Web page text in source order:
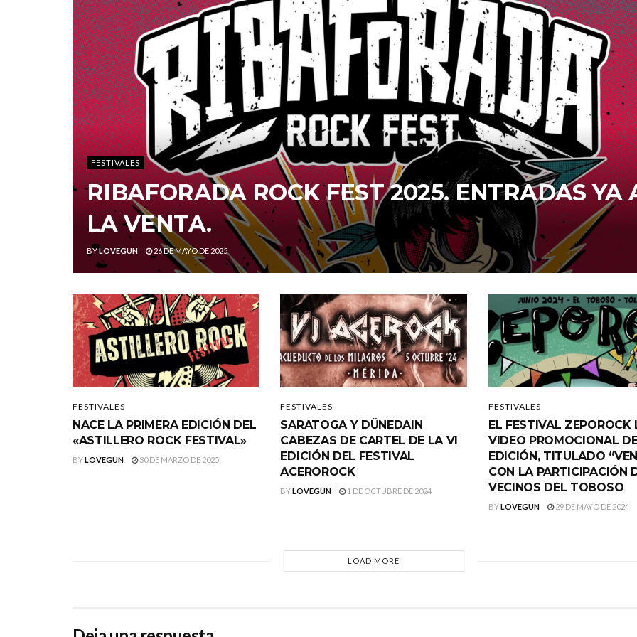
FESTIVALES
RIBAFORADA ROCK FEST 2025. ENTRADAS YA
LA VENTA.
BYLOVEGUN 26 DE MAYO DE 2025
FESTIVALES
NACE LA PRIMERA EDICIÓN DEL
«ASTILLERO ROCK FESTIVAL»
BYLOVEGUN 30 DE MARZO DE 2025
FESTIVALES
SARATOGA Y DÜNEDAIN
CABEZAS DE CARTEL DE LA VI
EDICIÓN DEL FESTIVAL
ACEROROCK
BYLOVEGUN 1 DE OCTUBRE DE 2024
FESTIVALES
EL FESTIVAL ZEPOROCK
VIDEO PROMOCIONAL
EDICIÓN, TITULADO
CON LA PARTICIPACIÓN
VECINOS DEL TOBOSO
BYLOVEGUN 29 DE MAYO DE 2024
LOAD MORE